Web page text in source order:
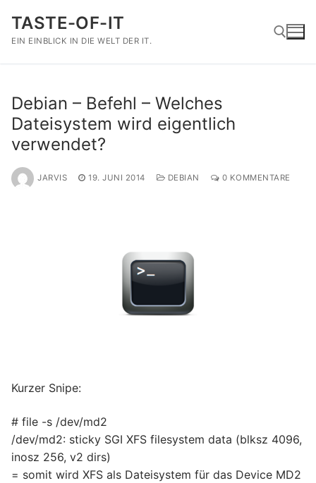
Inhalt
springen
TASTE-OF-IT
EIN EINBLICK IN DIE WELT DER IT.
Debian – Befehl – Welches
Dateisystem wird eigentlich
verwendet?
JARVIS 19. JUNI 2014 DEBIAN 0 KOMMENTARE
Kurzer Snipe:
# file -s /dev/md2
/dev/md2: sticky SGI XFS filesystem data (blksz 4096,
inosz 256, v2 dirs)
= somit wird XFS als Dateisystem für das Device MD2